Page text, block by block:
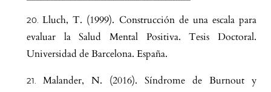
Lluch, T. (1999). Construcción de una escala para
evaluar la Salud Mental Positiva. Tesis Doctoral.
Universidad de Barcelona. España.
Malander, N. (2016). Síndrome de Burnout y